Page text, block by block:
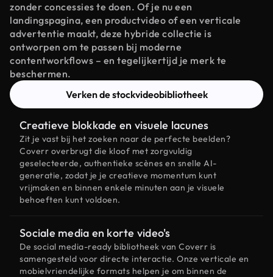
zonder concessies te doen. Of je nu een
landingspagina, een productvideo of een verticale
advertentie maakt, deze hybride collectie is
ontworpen om te passen bij moderne
contentworkflows – en tegelijkertijd je merk te
beschermen.
Verken de stockvideobibliotheek
Creatieve blokkade en visuele lacunes
Zit je vast bij het zoeken naar de perfecte beelden?
Coverr overbrugt die kloof met zorgvuldig
geselecteerde, authentieke scènes en snelle AI-
generatie, zodat je je creatieve momentum kunt
vrijmaken en binnen enkele minuten aan je visuele
behoeften kunt voldoen.
Sociale media en korte video's
De social media-ready bibliotheek van Coverr is
samengesteld voor directe interactie. Onze verticale en
mobielvriendelijke formats helpen je om binnen de